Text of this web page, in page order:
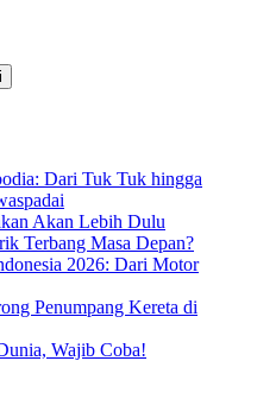
Dari Tuk Tuk hingga
Akan Lebih Dulu
Terbang Masa Depan?
2026: Dari Motor
Penumpang Kereta di
Wajib Coba!